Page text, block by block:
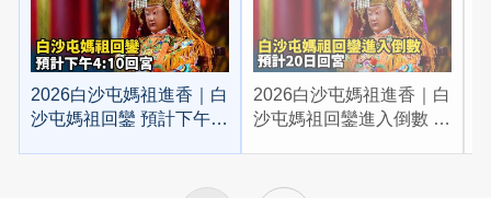
2026白沙屯媽祖進香｜白
沙屯媽祖回鑾 預計下午
2026白沙屯媽祖進香｜白
沙屯媽祖回鑾進入倒數 預